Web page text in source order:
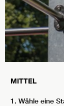
MITTEL
1. Wähle eine